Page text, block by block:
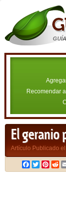
Recomendar
El geranio
Artículo Publicado
Facebook
Twitter